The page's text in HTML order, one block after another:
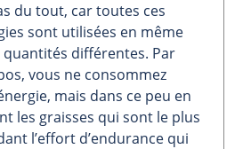
du tout, car toutes ces
sont utilisées en même
différentes. Par
vous ne consommez
mais dans ce peu en
les graisses qui sont le plus
l’effort d’endurance qui